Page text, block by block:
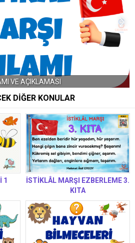
VE AÇIKLAMASI
DİĞER KONULAR
1
İSTİKLÂL MARŞI EZBERLEME 3.
KITA